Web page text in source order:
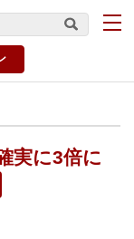
実に3倍に